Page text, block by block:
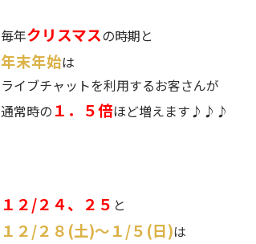
毎年クリスマスの時期と
年末年始は
ライブチャットを利用するお客さんが
通常時の １．５倍ほど増えます♪♪♪
１２/２４、２５ と
１２/２８(土)～１/５(日)は